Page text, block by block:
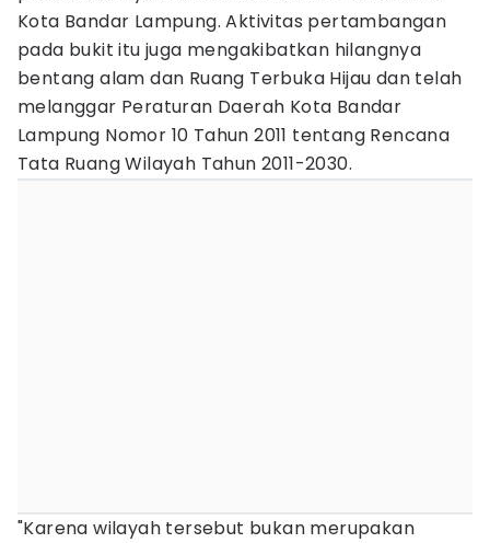
Kota Bandar Lampung. Aktivitas pertambangan
pada bukit itu juga mengakibatkan hilangnya
bentang alam dan Ruang Terbuka Hijau dan telah
melanggar Peraturan Daerah Kota Bandar
Lampung Nomor 10 Tahun 2011 tentang Rencana
Tata Ruang Wilayah Tahun 2011-2030.
"Karena wilayah tersebut bukan merupakan